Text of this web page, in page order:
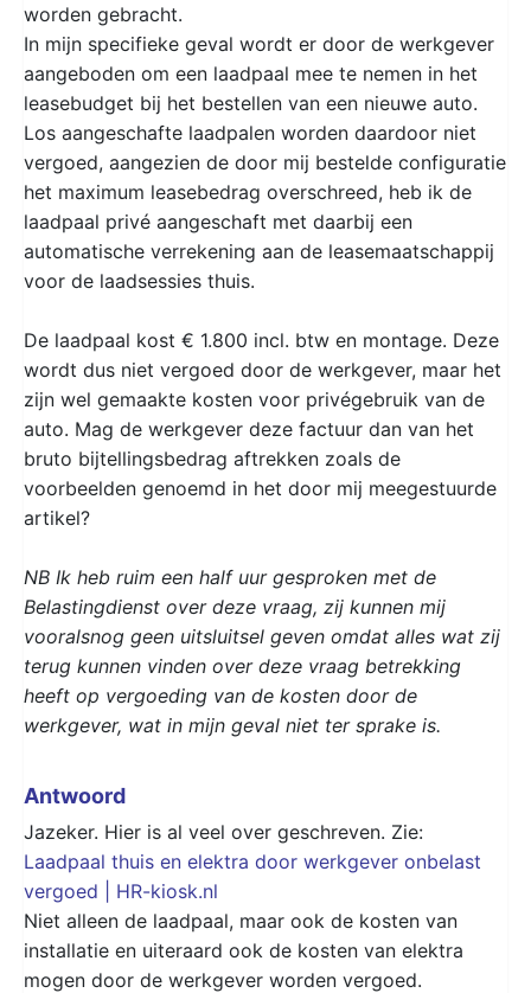
worden gebracht.
In mijn specifieke geval wordt er door de werkgever
aangeboden om een laadpaal mee te nemen in het
leasebudget bij het bestellen van een nieuwe auto.
Los aangeschafte laadpalen worden daardoor niet
vergoed, aangezien de door mij bestelde configuratie
het maximum leasebedrag overschreed, heb ik de
laadpaal privé aangeschaft met daarbij een
automatische verrekening aan de leasemaatschappij
voor de laadsessies thuis.
De laadpaal kost € 1.800 incl. btw en montage. Deze
wordt dus niet vergoed door de werkgever, maar het
zijn wel gemaakte kosten voor privégebruik van de
auto. Mag de werkgever deze factuur dan van het
bruto bijtellingsbedrag aftrekken zoals de
voorbeelden genoemd in het door mij meegestuurde
artikel?
NB Ik heb ruim een half uur gesproken met de
Belastingdienst over deze vraag, zij kunnen mij
vooralsnog geen uitsluitsel geven omdat alles wat zij
terug kunnen vinden over deze vraag betrekking
heeft op vergoeding van de kosten door de
werkgever, wat in mijn geval niet ter sprake is.
Antwoord
Jazeker. Hier is al veel over geschreven. Zie:
Laadpaal thuis en elektra door werkgever onbelast
vergoed | HR-kiosk.nl
Niet alleen de laadpaal, maar ook de kosten van
installatie en uiteraard ook de kosten van elektra
mogen door de werkgever worden vergoed.